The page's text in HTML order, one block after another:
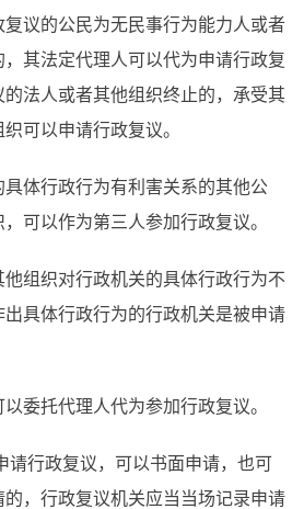
议的公民为无民事行为能力人或者
，其法定代理人可以代为申请行政复
法人或者其他组织终止的，承受其
可以申请行政复议。
体行政行为有利害关系的其他公
可以作为第三人参加行政复议。
织对行政机关的具体行政行为不
具体行政行为的行政机关是被申请
托代理人代为参加行政复议。
行政复议，可以书面申请，也可
，行政复议机关应当当场记录申请